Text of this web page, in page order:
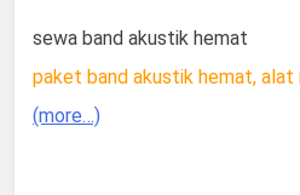
sewa band akustik hemat
paket band akustik hemat,
(more…)